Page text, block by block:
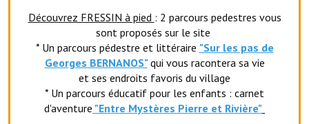
Maison des services et des associations fressinoises
VILLE ACTIVE
Village culturel
Découvrez FRESSIN à pied : 2 parcours pedestres vous
sont proposés sur le site
* Un parcours pédestre et littéraire "Sur les pas de
Georges BERNANOS" qui vous racontera sa vie
et ses endroits favoris du village
* Un parcours éducatif pour les enfants : carnet
d'aventure "Entre Mystères Pierre et Rivière"